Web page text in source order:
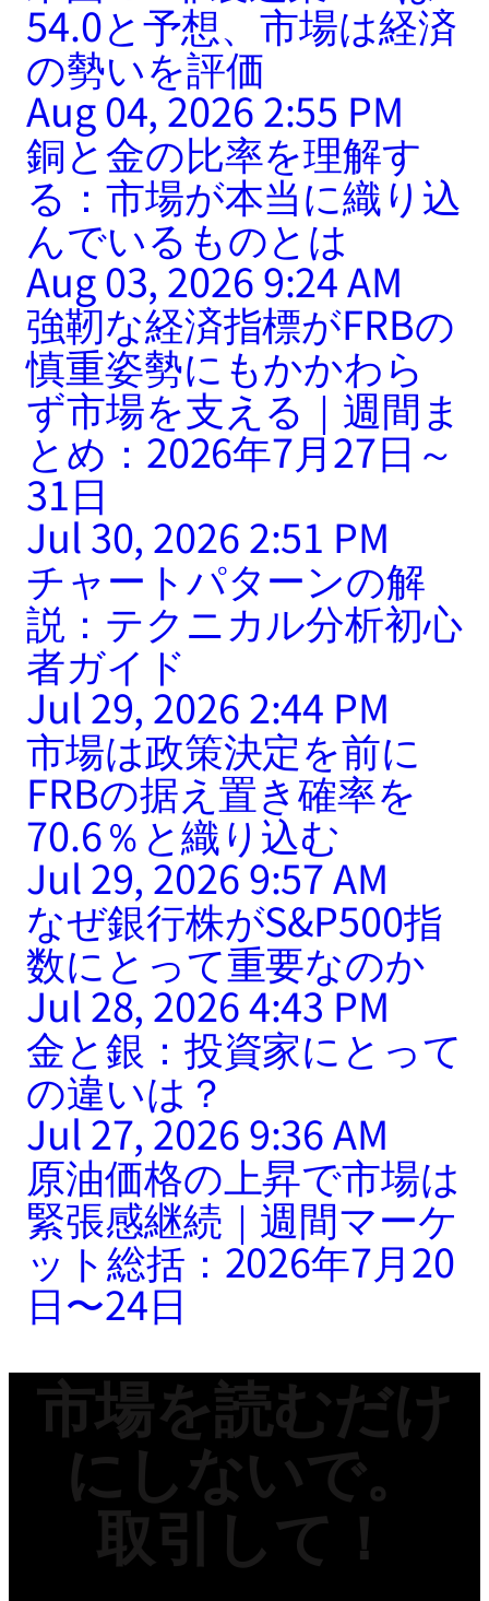
54.0と予想、市場は経済
の勢いを評価
Aug 04, 2026 2:55 PM
銅と金の比率を理解す
る：市場が本当に織り込
んでいるものとは
Aug 03, 2026 9:24 AM
強靭な経済指標がFRBの
慎重姿勢にもかかわら
ず市場を支える｜週間ま
とめ：2026年7月27日～
31日
Jul 30, 2026 2:51 PM
チャートパターンの解
説：テクニカル分析初心
者ガイド
Jul 29, 2026 2:44 PM
市場は政策決定を前に
FRBの据え置き確率を
70.6％と織り込む
Jul 29, 2026 9:57 AM
なぜ銀行株がS&P500指
数にとって重要なのか
Jul 28, 2026 4:43 PM
金と銀：投資家にとって
の違いは？
Jul 27, 2026 9:36 AM
原油価格の上昇で市場は
緊張感継続｜週間マーケ
ット総括：2026年7月20
日〜24日
市場を読むだけ
にしないで。
取引して！